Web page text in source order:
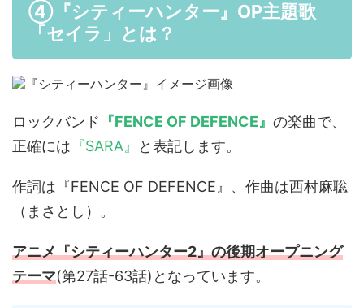
④『シティーハンター』OP主題歌
「セイラ」とは？
ロックバンド 『FENCE OF DEFENCE』 の楽曲で、
正確には 『SARA』 と表記します。
作詞は『FENCE OF DEFENCE』、作曲は西村麻聡
（まさとし）。
アニメ『シティーハンター2』の後期オープニング
テーマ(第27話-63話)となっています。